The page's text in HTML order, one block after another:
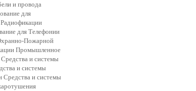
и провода
для
для Телефонии
Пожарной
Промышленное
и системы
и системы
Средства и системы